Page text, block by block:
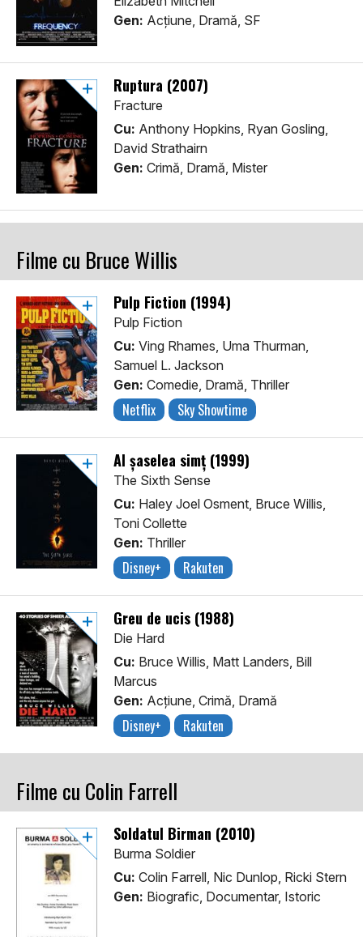
Gen: Acţiune, Dramă, SF
Ruptura (2007)
Fracture
Cu: Anthony Hopkins, Ryan Gosling,
David Strathairn
Gen: Crimă, Dramă, Mister
Filme cu Bruce Willis
Pulp Fiction (1994)
Pulp Fiction
Cu: Ving Rhames, Uma Thurman,
Samuel L. Jackson
Gen: Comedie, Dramă, Thriller
Netflix Sky Showtime
Al șaselea simț (1999)
The Sixth Sense
Cu: Haley Joel Osment, Bruce Willis,
Toni Collette
Gen: Thriller
Disney+ Rakuten
Greu de ucis (1988)
Die Hard
Cu: Bruce Willis, Matt Landers, Bill
Marcus
Gen: Acţiune, Crimă, Dramă
Disney+ Rakuten
Filme cu Colin Farrell
Soldatul Birman (2010)
Burma Soldier
Cu: Colin Farrell, Nic Dunlop, Ricki Stern
Gen: Biografic, Documentar, Istoric